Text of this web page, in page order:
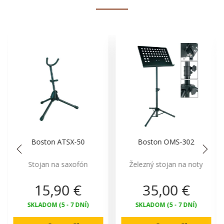
ATSX-50
saxofón
(5 - 7 DNÍ)
Boston OMS-302
Železný stojan na noty
SKLADOM (5 - 7 DNÍ)
La
Olej